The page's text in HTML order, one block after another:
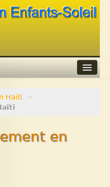
Haïti
>
en